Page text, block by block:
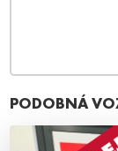
PODOBNÁ